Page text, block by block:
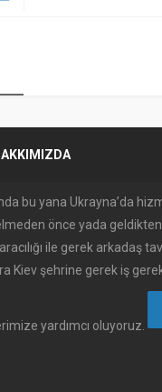
bu yana Ukrayna’da
önce yada
ile gerek arkadaş
Kiev şehrine gerek iş
yardımcı oluyoruz.